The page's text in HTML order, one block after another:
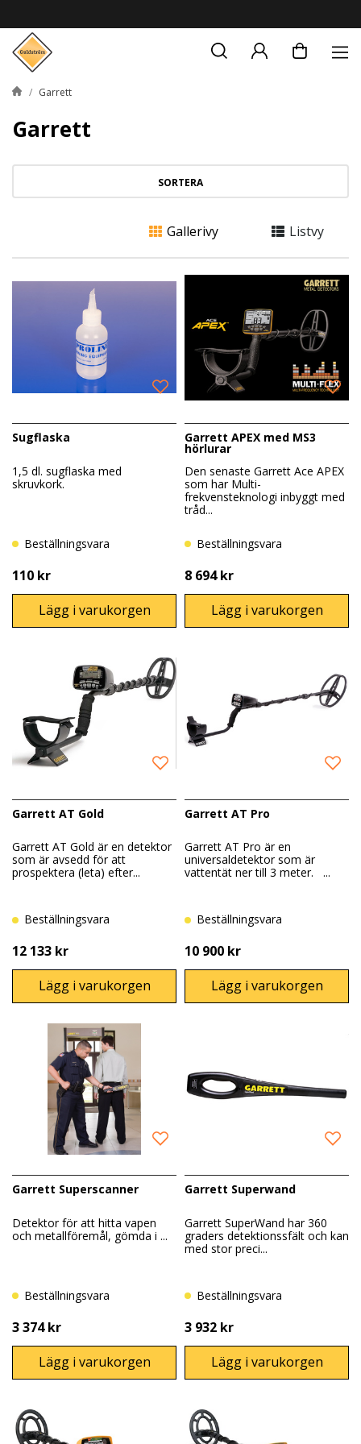
Garrett
Garrett
SORTERA
Gallerivy Listvy
Sugflaska
1,5 dl. sugflaska med
skruvkork.
Beställningsvara
110 kr
Lägg i varukorgen
Garrett APEX med MS3
hörlurar
Den senaste Garrett Ace APEX
som har Multi-
frekvensteknologi inbyggt med
tråd...
Beställningsvara
8 694 kr
Lägg i varukorgen
Garrett AT Gold
Garrett AT Gold är en detektor
som är avsedd för att
prospektera (leta) efter...
Beställningsvara
12 133 kr
Lägg i varukorgen
Garrett AT Pro
Garrett AT Pro är en
universaldetektor som är
vattentät ner till 3 meter. ...
Beställningsvara
10 900 kr
Lägg i varukorgen
Garrett Superscanner
Detektor för att hitta vapen
och metallföremål, gömda i ...
Beställningsvara
3 374 kr
Lägg i varukorgen
Garrett Superwand
Garrett SuperWand har 360
graders detektionssfält och kan
med stor preci...
Beställningsvara
3 932 kr
Lägg i varukorgen